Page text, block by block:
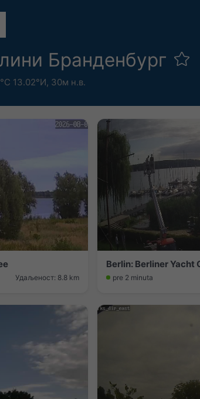
Бранденбург
13.02°И, 30м н.в.
Удаљеност: 8.8 km
Berlin: Berliner Yacht
pre 2 minuta